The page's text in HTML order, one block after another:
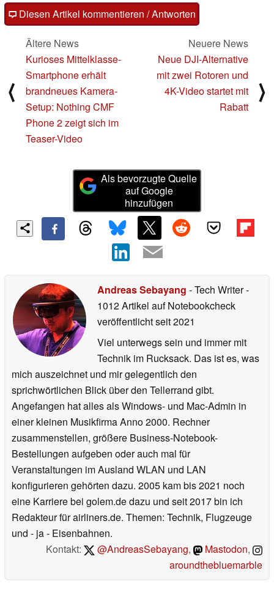
Diesen Artikel kommentieren / Antworten
⟨
Ältere News
Kurioses Mittelklasse-
Smartphone erhält
brandneues Kamera-
Setup: Nothing CMF
Phone 2 zeigt sich im
Teaser-Video
Neuere News
Neue DJI-Alternative
mit zwei Rotoren und
4K-Video startet mit
Rabatt
⟩
Als bevorzugte Quelle
auf Google
hinzufügen
Andreas Sebayang - Tech Writer-
1012 Artikel auf Notebookcheck
veröffentlichtseit 2021
Viel unterwegs sein und immer mit
Technik im Rucksack. Das ist es, was
mich auszeichnet und mir gelegentlich den
sprichwörtlichen Blick über den Tellerrand gibt.
Angefangen hat alles als Windows- und Mac-Admin in
einer kleinen Musikfirma Anno 2000. Rechner
zusammenstellen, größere Business-Notebook-
Bestellungen aufgeben oder auch mal für
Veranstaltungen im Ausland WLAN und LAN
konfigurieren gehörten dazu. 2005 kam bis 2021 noch
eine Karriere bei golem.de dazu und seit 2017 bin ich
Redakteur für airliners.de. Themen: Technik, Flugzeuge
und - ja - Eisenbahnen.
Kontakt:
@AndreasSebayang, Mastodon,
aroundthebluemarble